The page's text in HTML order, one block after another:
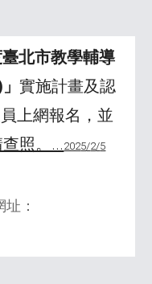
北市教學輔導
」實施計畫及認
上網報名，並
照。... 2025/2/5
：